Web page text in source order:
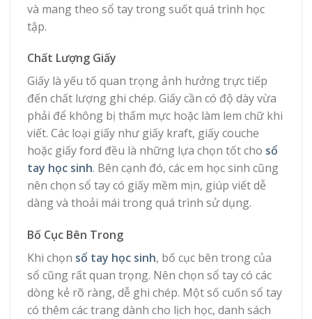
và mang theo sổ tay trong suốt quá trình học
tập.
Chất Lượng Giấy
Giấy là yếu tố quan trọng ảnh hưởng trực tiếp
đến chất lượng ghi chép. Giấy cần có độ dày vừa
phải để không bị thấm mực hoặc làm lem chữ khi
viết. Các loại giấy như giấy kraft, giấy couche
hoặc giấy ford đều là những lựa chọn tốt cho sổ
tay học sinh. Bên cạnh đó, các em học sinh cũng
nên chọn sổ tay có giấy mềm mịn, giúp viết dễ
dàng và thoải mái trong quá trình sử dụng.
Bố Cục Bên Trong
Khi chọn sổ tay học sinh, bố cục bên trong của
sổ cũng rất quan trọng. Nên chọn sổ tay có các
dòng kẻ rõ ràng, dễ ghi chép. Một số cuốn sổ tay
có thêm các trang dành cho lịch học, danh sách